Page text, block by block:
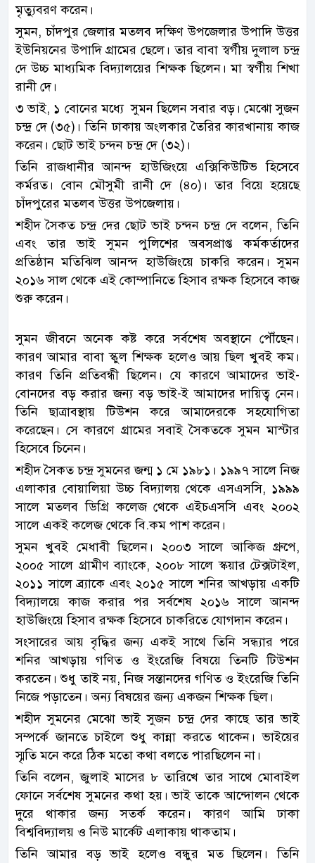
মৃত্যুবরণ করেন।
সুমন, চাঁদপুর জেলার মতলব দক্ষিণ উপজেলার উপাদি উত্তর
ইউনিয়নের উপাদি গ্রামের ছেলে। তার বাবা স্বর্গীয় দুলাল চন্দ্র
দে উচ্চ মাধ্যমিক বিদ্যালয়ের শিক্ষক ছিলেন। মা স্বর্গীয় শিখা
রানী দে।
৩ ভাই, ১ বোনের মধ্যে সুমন ছিলেন সবার বড়। মেঝো সুজন
চন্দ্র দে (৩৫)। তিনি ঢাকায় অংলকার তৈরির কারখানায় কাজ
করেন। ছোট ভাই চন্দন চন্দ্র দে (৩২)।
তিনি রাজধানীর আনন্দ হাউজিংয়ে এক্সিকিউটিভ হিসেবে
কর্মরত। বোন মৌসুমী রানী দে (৪০)। তার বিয়ে হয়েছে
চাঁদপুরের মতলব উত্তর উপজেলায়।
শহীদ সৈকত চন্দ্র দের ছোট ভাই চন্দন চন্দ্র দে বলেন, তিনি
এবং তার ভাই সুমন পুলিশের অবসপ্রাপ্ত কর্মকর্তাদের
প্রতিষ্ঠান মতিঝিল আনন্দ হাউজিংয়ে চাকরি করেন। সুমন
২০১৬ সাল থেকে এই কোম্পানিতে হিসাব রক্ষক হিসেবে কাজ
শুরু করেন।
সুমন জীবনে অনেক কষ্ট করে সর্বশেষ অবস্থানে পৌঁছেন।
কারণ আমার বাবা স্কুল শিক্ষক হলেও আয় ছিল খুবই কম।
কারণ তিনি প্রতিবন্ধী ছিলেন। যে কারণে আমাদের ভাই-
বোনদের বড় করার জন্য বড় ভাই-ই আমাদের দায়িত্ব নেন।
তিনি ছাত্রাবস্থায় টিউশন করে আমাদেরকে সহযোগিতা
করেছেন। সে কারণে গ্রামের সবাই সৈকতকে সুমন মাস্টার
হিসেবে চিনেন।
শহীদ সৈকত চন্দ্র সুমনের জন্ম ১ মে ১৯৮১। ১৯৯৭ সালে নিজ
এলাকার বোয়ালিয়া উচ্চ বিদ্যালয় থেকে এসএসসি, ১৯৯৯
সালে মতলব ডিগ্রি কলেজ থেকে এইচএসসি এবং ২০০২
সালে একই কলেজ থেকে বি.কম পাশ করেন।
সুমন খুবই মেধাবী ছিলেন। ২০০৩ সালে আকিজ গ্রুপে,
২০০৫ সালে গ্রামীণ ব্যাংকে, ২০০৮ সালে স্কয়ার টেক্সটাইল,
২০১১ সালে ব্র্যাকে এবং ২০১৫ সালে শনির আখড়ায় একটি
বিদ্যালয়ে কাজ করার পর সর্বশেষ ২০১৬ সালে আনন্দ
হাউজিংয়ে হিসাব রক্ষক হিসেবে চাকরিতে যোগদান করেন।
সংসারের আয় বৃদ্ধির জন্য একই সাথে তিনি সন্ধ্যার পরে
শনির আখড়ায় গণিত ও ইংরেজি বিষয়ে তিনটি টিউশন
করতেন। শুধু তাই নয়, নিজ সন্তানদের গণিত ও ইংরেজি তিনি
নিজে পড়াতেন। অন্য বিষয়ের জন্য একজন শিক্ষক ছিল।
শহীদ সুমনের মেঝো ভাই সুজন চন্দ্র দের কাছে তার ভাই
সম্পর্কে জানতে চাইলে শুধু কান্না করতে থাকেন। ভাইয়ের
স্মৃতি মনে করে ঠিক মতো কথা বলতে পারছিলেন না।
তিনি বলেন, জুলাই মাসের ৮ তারিখে তার সাথে মোবাইল
ফোনে সর্বশেষ সুমনের কথা হয়। ভাই তাকে আন্দোলন থেকে
দুরে থাকার জন্য সতর্ক করেন। কারণ আমি ঢাকা
বিশ্ববিদ্যালয় ও নিউ মার্কেট এলাকায় থাকতাম।
তিনি আমার বড় ভাই হলেও বন্ধুর মত ছিলেন। তিনি